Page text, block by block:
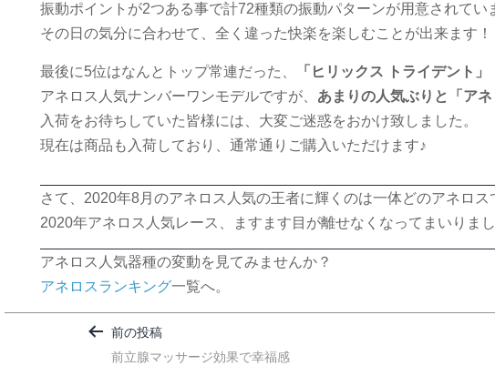
振動ポイントが2つある事で計72種類の振動パターンが用意されてい
その日の気分に合わせて、全く違った快楽を楽しむことが出来ます！
最後に5位はなんとトップ常連だった、 「ヒリックス トライデント」
アネロス人気ナンバーワンモデルですが、 あまりの人気ぶりと「ア
入荷をお待ちしていた皆様には、大変ご迷惑をおかけ致しました。
現在は商品も入荷しており、通常通りご購入いただけます♪
さて、2020年8月のアネロス人気の王者に輝くのは一体どのアネロス
2020年アネロス人気レース、ますます目が離せなくなってまいりまし
アネロス人気器種の変動を見てみませんか？
アネロスランキング一覧へ。
投 前の投稿
前立腺マッサージ効果で幸福感